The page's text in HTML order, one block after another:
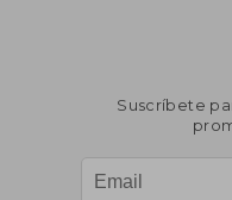
Suscríbete